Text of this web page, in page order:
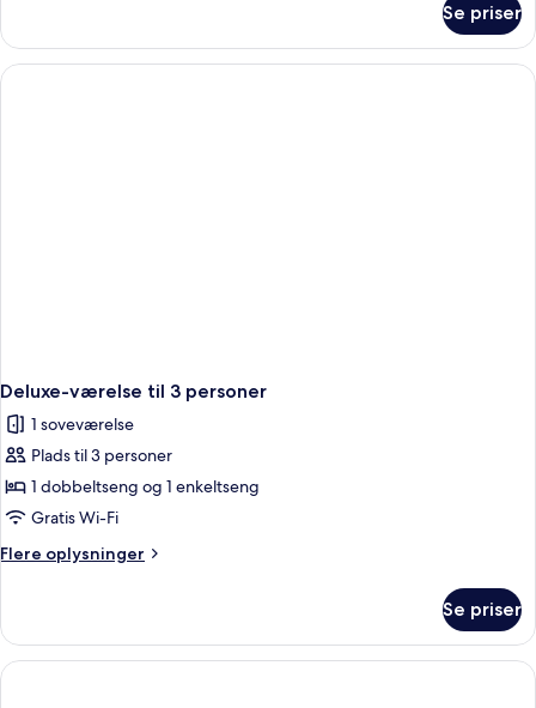
dobbeltværelse
(Bergerie)
Se priser
Deluxe-værelse til 3 personer
1 soveværelse
Plads til 3 personer
1 dobbeltseng og 1 enkeltseng
Gratis Wi-Fi
Flere oplysninger
Flere
værelse
til
3
Se priser